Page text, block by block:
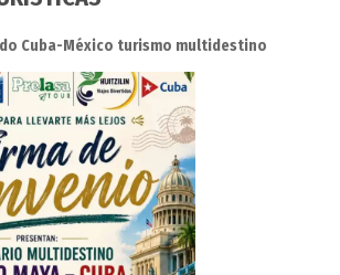
Cuba-México turismo multidestino